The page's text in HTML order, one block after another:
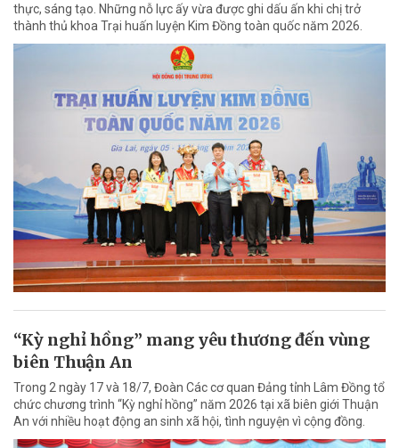
thực, sáng tạo. Những nỗ lực ấy vừa được ghi dấu ấn khi chị trở
thành thủ khoa Trại huấn luyện Kim Đồng toàn quốc năm 2026.
“Kỳ nghỉ hồng” mang yêu thương đến vùng
biên Thuận An
Trong 2 ngày 17 và 18/7, Đoàn Các cơ quan Đảng tỉnh Lâm Đồng tổ
chức chương trình “Kỳ nghỉ hồng” năm 2026 tại xã biên giới Thuận
An với nhiều hoạt động an sinh xã hội, tình nguyện vì cộng đồng.